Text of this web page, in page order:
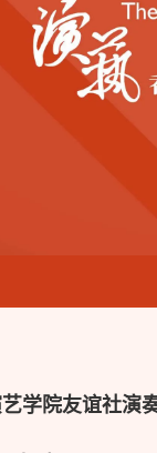
学院友谊社演